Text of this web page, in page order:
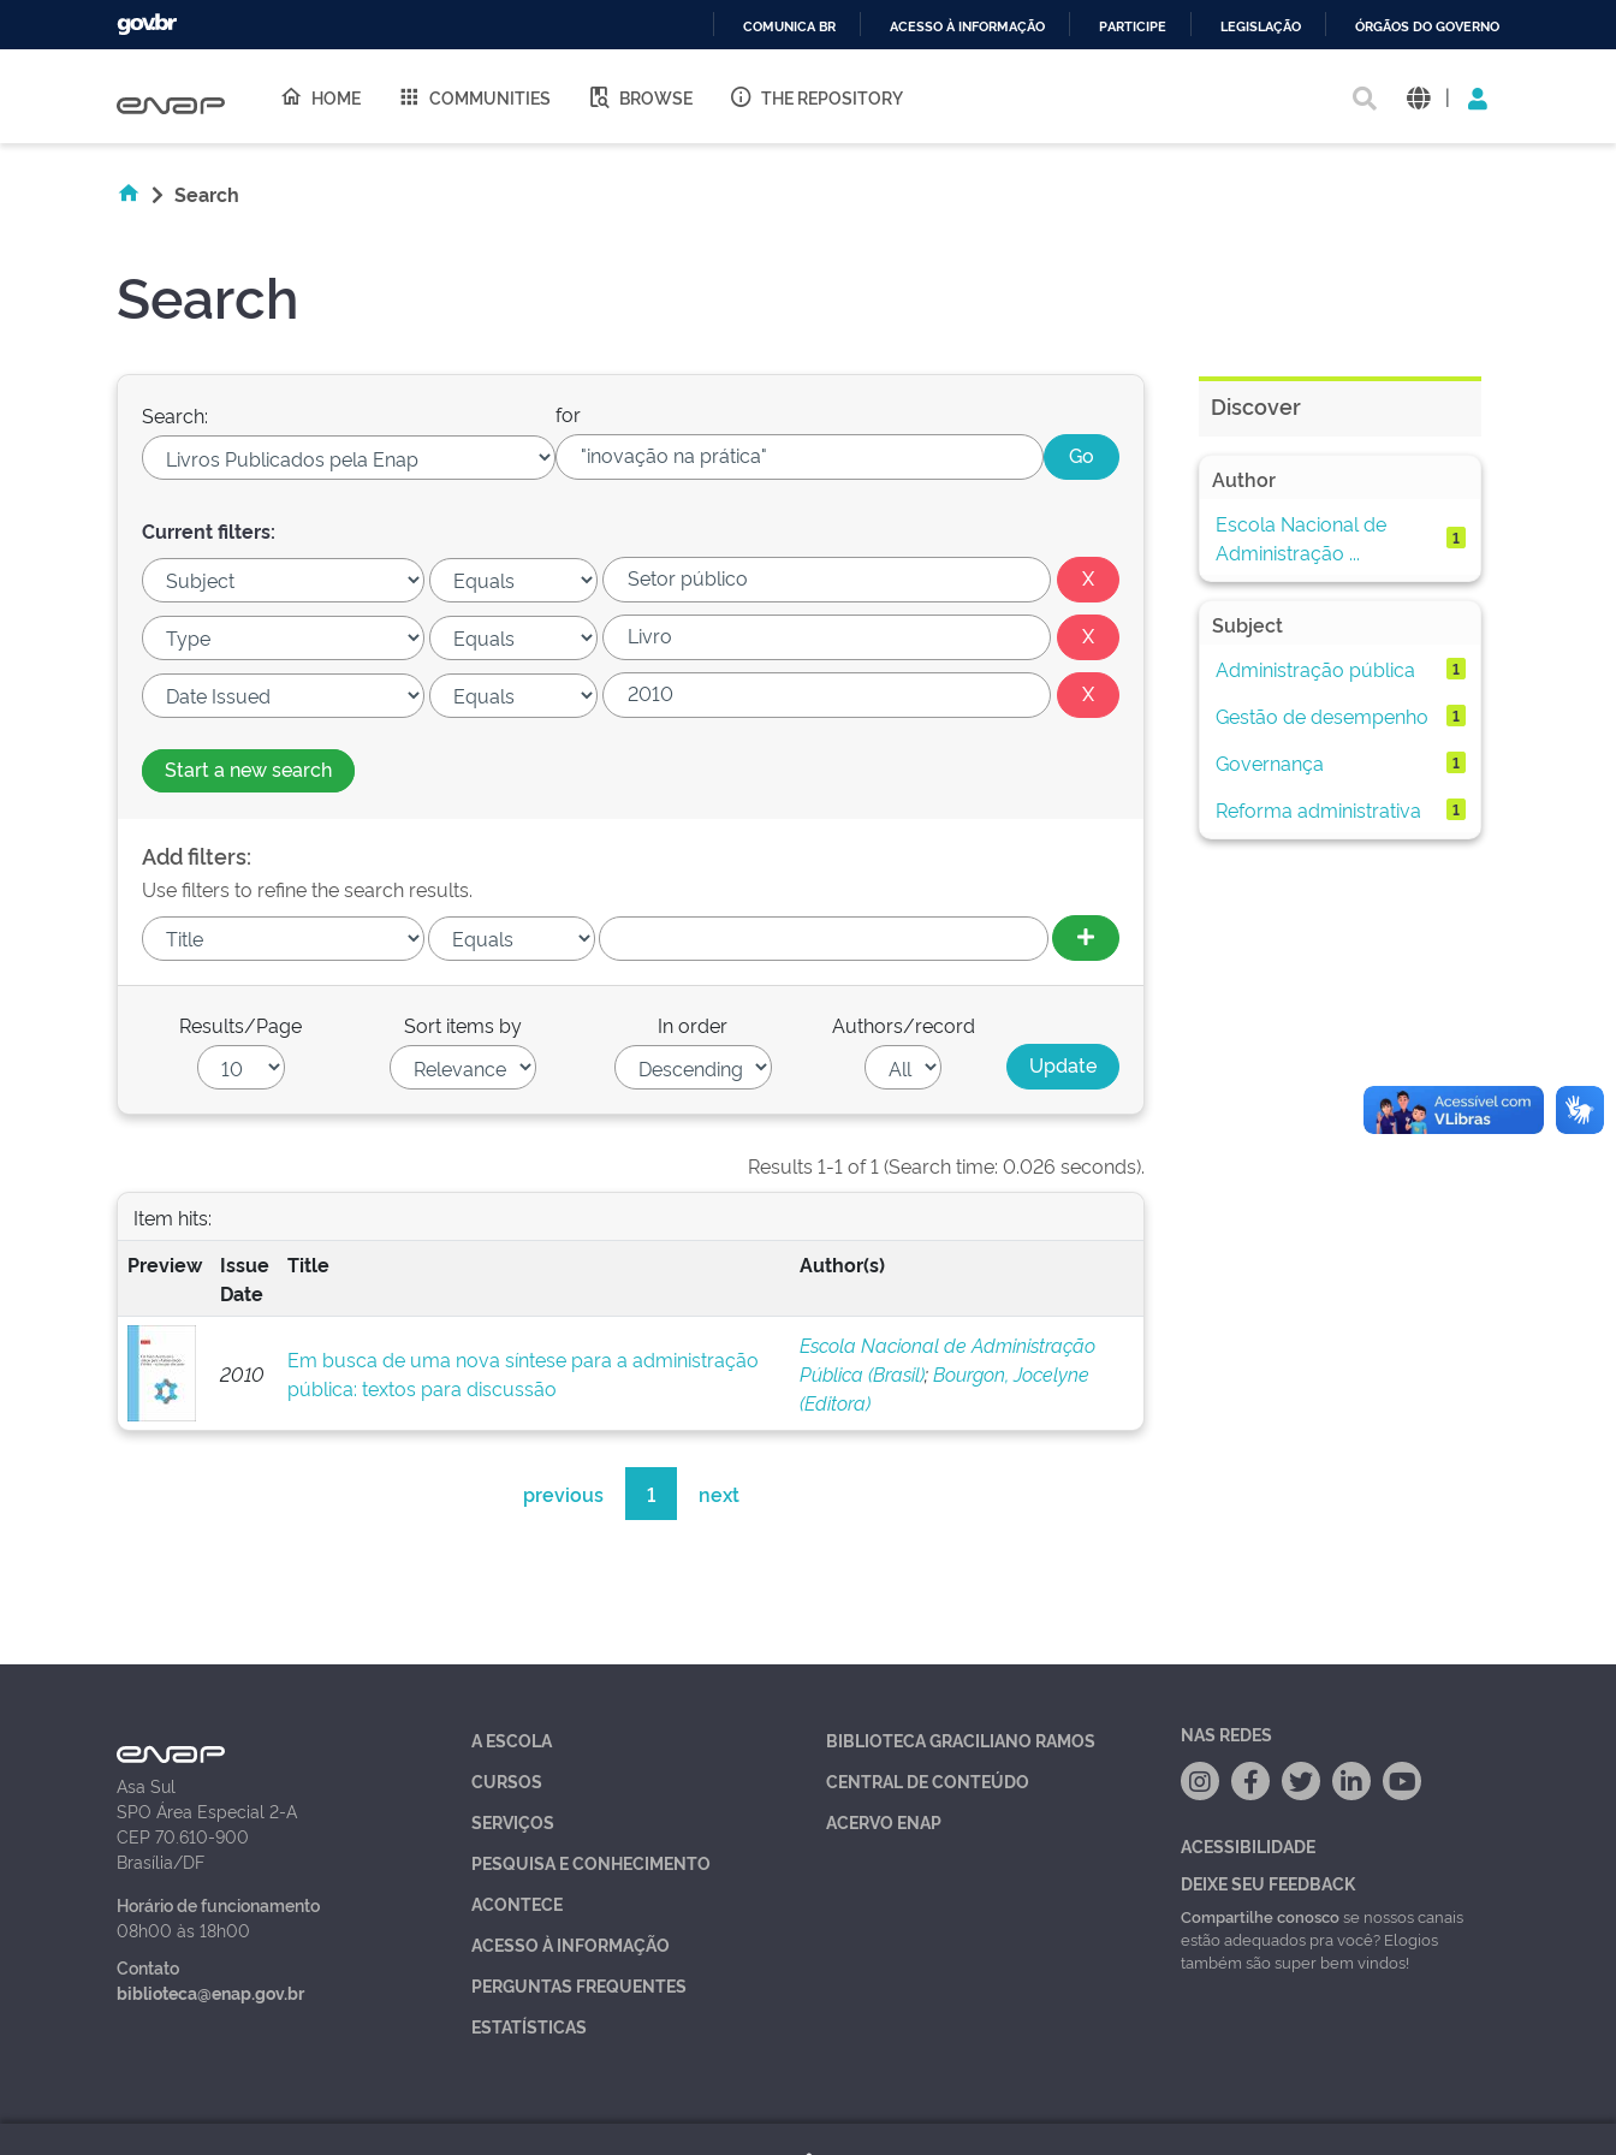
O
COMUNICA BR ACESSO À INFORMAÇÃO PARTICIPE LEGISLAÇÃO ÓRGÃOS DO GOVERNO
HOME COMMUNITIES BROWSE THE REPOSITORY |
Search
Search
Search: for
Current filters:
Start a new search
Add filters:
Use filters to refine the search results.
Results/Page Sort items by In order Authors/record
Results 1-1 of 1 (Search time: 0.026 seconds).
Item hits:
Preview
Issue
Date
Title Author(s)
2010
Em busca de uma nova síntese para a administração
pública: textos para discussão
Escola Nacional de Administração
Pública (Brasil);Bourgon, Jocelyne
(Editora)
previous 1 next
Discover
Author
Escola Nacional de
Administração ...
1
Subject
Administração pública
1
Gestão de desempenho 1
Governança 1
Reforma administrativa 1
Asa Sul
SPO Área Especial 2-A
CEP 70.610-900
Brasília/DF
Horário de funcionamento
08h00 às 18h00
Contato
biblioteca@enap.gov.br
A ESCOLA
CURSOS
SERVIÇOS
PESQUISA E CONHECIMENTO
ACONTECE
ACESSO À INFORMAÇÃO
PERGUNTAS FREQUENTES
ESTATÍSTICAS
BIBLIOTECA GRACILIANO RAMOS
CENTRAL DE CONTEÚDO
ACERVO ENAP
NAS REDES
ACESSIBILIDADE
DEIXE SEU FEEDBACK
Compartilhe conoscose nossos canais
estão adequados pra você? Elogios
também são super bem vindos!